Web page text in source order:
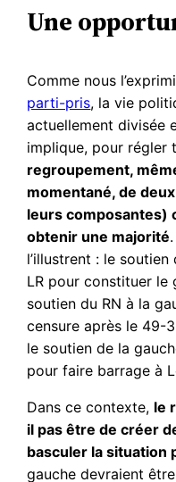
Une
Comme nous
parti-pris, la vie
actuellement divisée
implique, pour régler
regroupement,
momentané, de
leurs composantes)
obtenir une majorité
l’illustrent : le
LR pour constituer le
soutien du RN à la
censure après le 49-
le soutien de la
pour faire barrage à
Dans ce contexte, le
il pas être de créer
basculer la situation
gauche devraient